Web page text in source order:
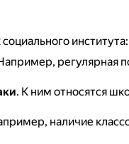
института:
регулярная
. К ним относятся
наличие